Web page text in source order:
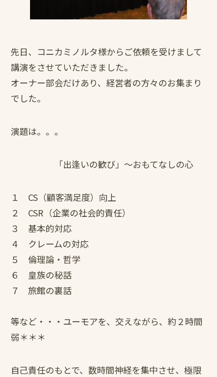
先日、コニカミノルタ様からご依頼を受けまして
講演をさせていただきました。
オーナー部会だけあり、経営者の方々のお集まり
でした。
演題は。。。
「出逢いの歓び」～おもてなしの心
１ CS（顧客満足度）向上
２ CSR（企業の社会的責任）
３ 基本的対応
４ クレームの対応
５ 倫理論・哲学
６ 皇族の秘話
７ 旅館の裏話
等など・・・ユーモアを、交えながら、約２時間
弱＊＊＊
自己責任のもとで、数時間神経を集中させ、極限